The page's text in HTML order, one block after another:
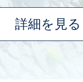
詳細を見る